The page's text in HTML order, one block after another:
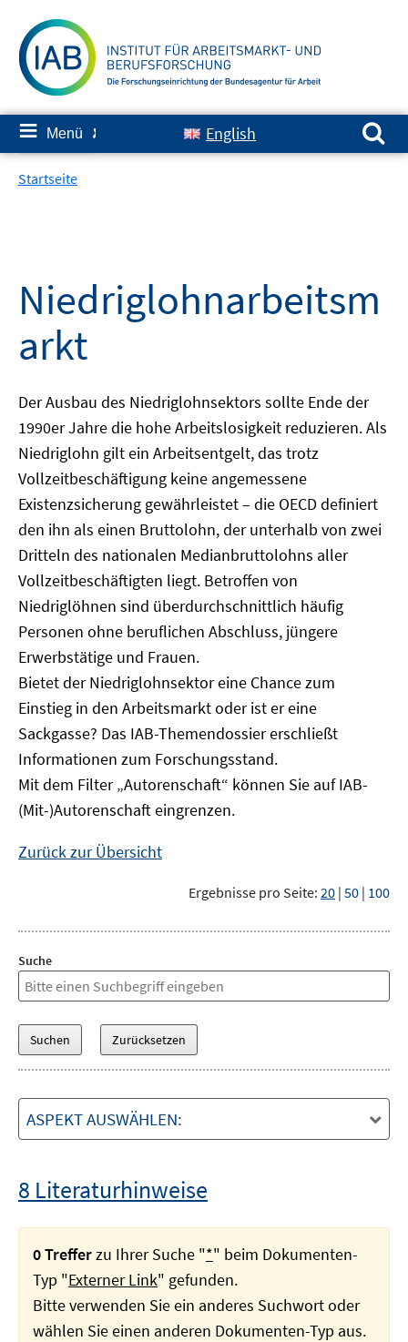
zum
Inhalt
≡ Menü ✘ English
Suchen nach:
Startseite
Niedriglohnarbeitsm
arkt
Der Ausbau des Niedriglohnsektors sollte Ende der
1990er Jahre die hohe Arbeitslosigkeit reduzieren. Als
Niedriglohn gilt ein Arbeitsentgelt, das trotz
Vollzeitbeschäftigung keine angemessene
Existenzsicherung gewährleistet – die OECD definiert
den ihn als einen Bruttolohn, der unterhalb von zwei
Dritteln des nationalen Medianbruttolohns aller
Vollzeitbeschäftigten liegt. Betroffen von
Niedriglöhnen sind überdurchschnittlich häufig
Personen ohne beruflichen Abschluss, jüngere
Erwerbstätige und Frauen.
Bietet der Niedriglohnsektor eine Chance zum
Einstieg in den Arbeitsmarkt oder ist er eine
Sackgasse? Das IAB-Themendossier erschließt
Informationen zum Forschungsstand.
Mit dem Filter „Autorenschaft“ können Sie auf IAB-
(Mit-)Autorenschaft eingrenzen.
Zurück zur Übersicht
Ergebnisse pro Seite: 20 | 50 | 100
Suche
ASPEKT AUSWÄHLEN:
8 Literaturhinweise
0 Trefferzu Ihrer Suche "*" beim Dokumenten-
Typ "Externer Link" gefunden.
Bitte verwenden Sie ein anderes Suchwort oder
wählen Sie einen anderen Dokumenten-Typ aus.